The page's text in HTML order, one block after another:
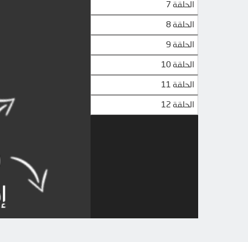
الحلقة 7
الحلقة 8
الحلقة 9
الحلقة 10
الحلقة 11
الحلقة 12